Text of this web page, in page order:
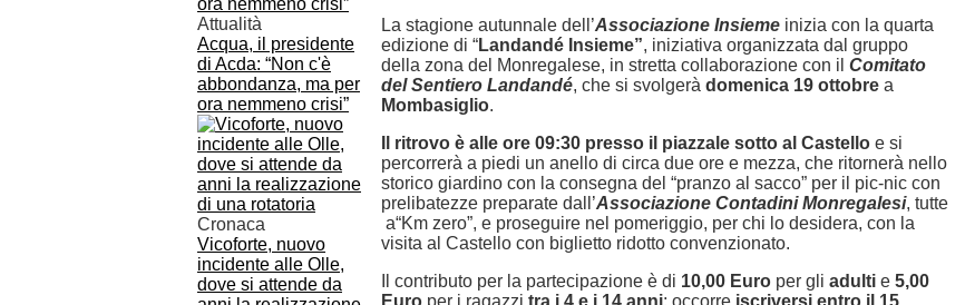
Attualità
Acqua, il presidente
di Acda: “Non c'è
abbondanza, ma per
ora nemmeno crisi”
Cronaca
Vicoforte, nuovo
incidente alle Olle,
dove si attende da
La stagione autunnale dell’Associazione Insieme inizia con la quarta
edizione di “Landandé Insieme”, iniziativa organizzata dal gruppo
della zona del Monregalese, in stretta collaborazione con il Comitato
del Sentiero Landandé, che si svolgerà domenica 19 ottobre a
Mombasiglio.
Il ritrovo è alle ore 09:30 presso il piazzale sotto al Castello e si
percorrerà a piedi un anello di circa due ore e mezza, che ritornerà nello
storico giardino con la consegna del “pranzo al sacco” per il pic-nic con
prelibatezze preparate dall’Associazione Contadini Monregalesi, tutte
a“Km zero”, e proseguire nel pomeriggio, per chi lo desidera, con la
visita al Castello con biglietto ridotto convenzionato.
Il contributo per la partecipazione è di 10,00 Euro per gli adulti e 5,00
Euro per i ragazzi tra i 4 e i 14 anni; occorre iscriversi entro il 15